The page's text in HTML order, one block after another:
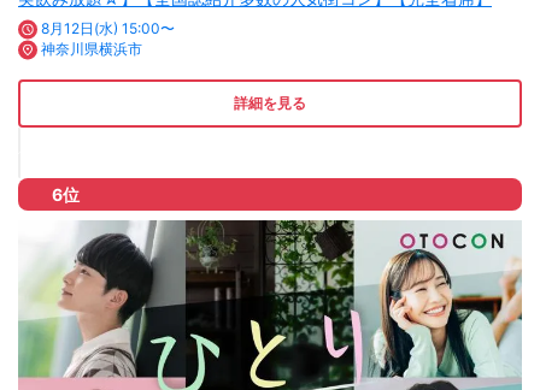
8月12日(水) 15:00〜
神奈川県横浜市
詳細を見る
6位